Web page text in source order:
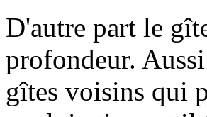
D'autre part le
profondeur.
gîtes voisins qui